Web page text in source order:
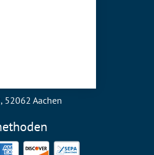
52062 Aachen